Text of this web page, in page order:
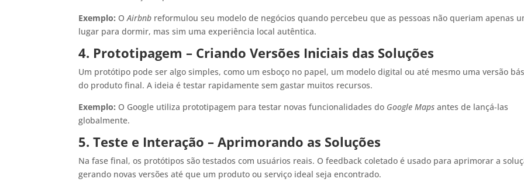
Exemplo: OAirbnb reformulou seu modelo de negócios quando percebeu que as pessoas não queriam apenas
lugar para dormir, mas sim uma experiência local autêntica.
4. Prototipagem – Criando Versões Iniciais das Soluções
Um protótipo pode ser algo simples, como um esboço no papel, um modelo digital ou até mesmo uma versão
do produto final. A ideia é testar rapidamente sem gastar muitos recursos.
Exemplo: O Google utiliza prototipagem para testar novas funcionalidades do Google Maps antes de lançá-las
globalmente.
5. Teste e Interação – Aprimorando as Soluções
Na fase final, os protótipos são testados com usuários reais. O feedback coletado é usado para aprimorar a
gerando novas versões até que um produto ou serviço ideal seja encontrado.